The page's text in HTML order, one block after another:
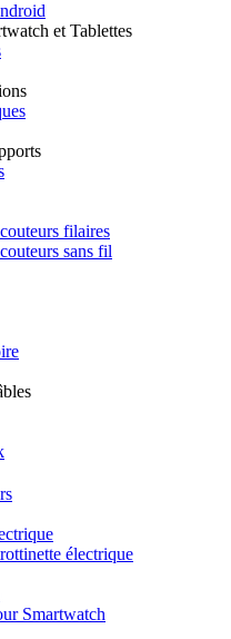
et Tablettes
filaires
sans fil
électrique
Smartwatch